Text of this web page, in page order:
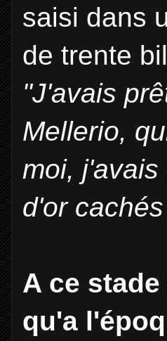
saisi dans
de trente
"J'avais
Mellerio,
moi,
d'or
A ce
qu'a